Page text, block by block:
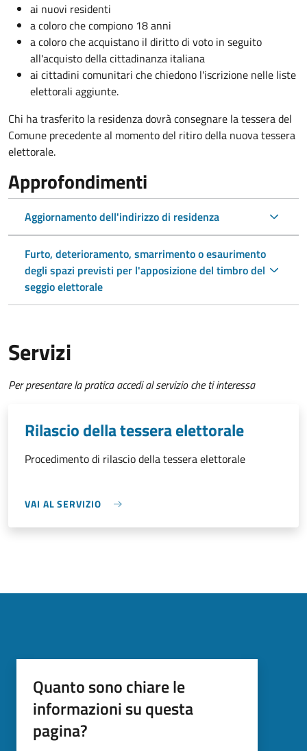
ai nuovi residenti
a coloro che compiono 18 anni
a coloro che acquistano il diritto di voto in seguito
all'acquisto della cittadinanza italiana
ai cittadini comunitari che chiedono l'iscrizione nelle liste
elettorali aggiunte.
Chi ha trasferito la residenza dovrà consegnare la tessera del
Comune precedente al momento del ritiro della nuova tessera
elettorale.
Approfondimenti
Aggiornamento dell'indirizzo di residenza
Furto, deterioramento, smarrimento o esaurimento
degli spazi previsti per l'apposizione del timbro del
seggio elettorale
Servizi
Per presentare la pratica accedi al servizio che ti interessa
Rilascio della tessera elettorale
Procedimento di rilascio della tessera elettorale
VAI AL SERVIZIO
Quanto sono chiare le
informazioni su questa
pagina?